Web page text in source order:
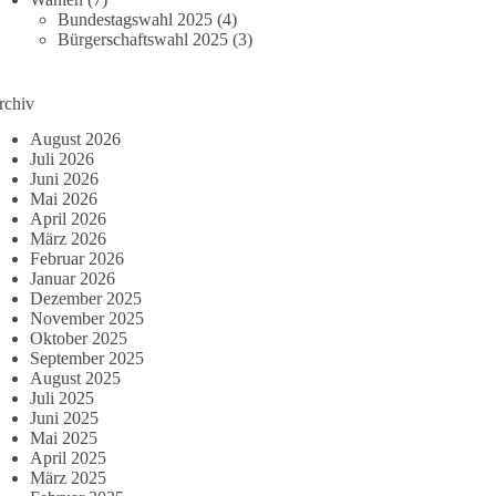
Bundestagswahl 2025 (4)
Bürgerschaftswahl 2025 (3)
August 2026
Juli 2026
Juni 2026
Mai 2026
April 2026
März 2026
Februar 2026
Januar 2026
Dezember 2025
November 2025
Oktober 2025
September 2025
August 2025
Juli 2025
Juni 2025
Mai 2025
April 2025
März 2025